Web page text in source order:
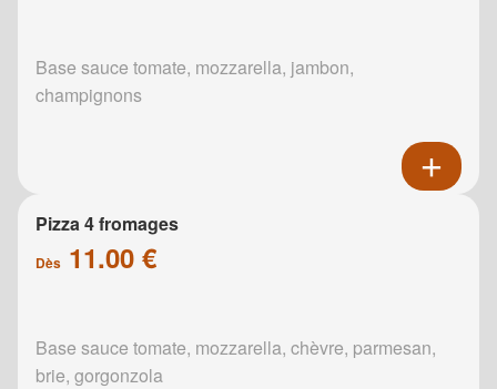
Base sauce tomate, mozzarella, jambon,
champignons
Pizza 4 fromages
Dès 11.00 €
Base sauce tomate, mozzarella, chèvre, parmesan,
brie, gorgonzola